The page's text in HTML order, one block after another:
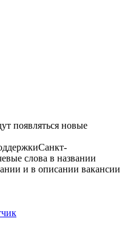
появляться новые
Санкт-
слова в названии
и в описании вакансии